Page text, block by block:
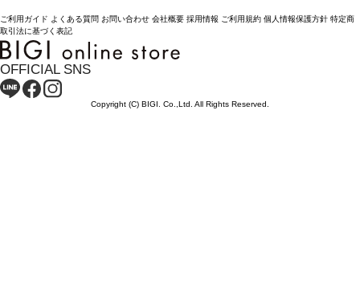
ご利用ガイド よくある質問 お問い合わせ 会社概要 採用情報 ご利用規約 個人情報保護方針 特定商
取引法に基づく表記
OFFICIAL SNS
Copyright (C) BIGI. Co.,Ltd. All Rights Reserved.